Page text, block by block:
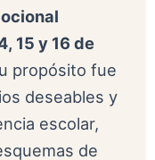
15 y 16 de
propósito fue
deseables y
escolar,
de